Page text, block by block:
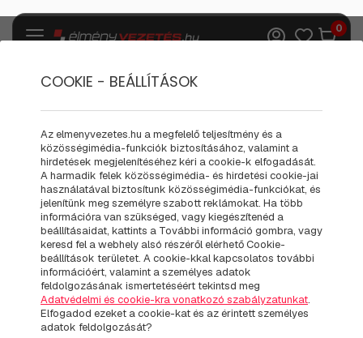
0
BANKKÁRTYÁS
FIZETÉSI
TÁJÉKOZTATÓ
Webáruházunk a Raiffeisen Bank által biztosított
biztonságos bankkártyás fizetési megoldást nyújtja
vásárlóinak. A biztonságot az adatok szétválasztása
COOKIE - BEÁLLÍTÁSOK
Az elmenyvezetes.hu a megfelelő teljesítmény és a
közösségimédia-funkciók biztosításához, valamint a
hirdetések megjelenítéséhez kéri a cookie-k elfogadását.
A harmadik felek közösségimédia- és hirdetési cookie-jai
használatával biztosítunk közösségimédia-funkciókat, és
jelenítünk meg személyre szabott reklámokat. Ha több
információra van szükséged, vagy kiegészítenéd a
beállításaidat, kattints a További információ gombra, vagy
keresd fel a webhely alsó részéről elérhető Cookie-
beállítások területet. A cookie-kkal kapcsolatos további
információért, valamint a személyes adatok
feldolgozásának ismertetéséért tekintsd meg
Adatvédelmi és cookie-kra vonatkozó szabályzatunkat.
Elfogadod ezeket a cookie-kat és az érintett személyes
adatok feldolgozását?